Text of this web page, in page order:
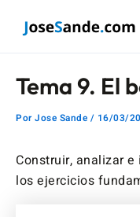
Tema 9. El
Por Jose Sande / 16/03/
Construir, analizar
los ejercicios
de